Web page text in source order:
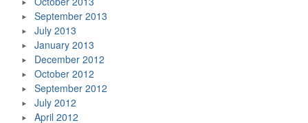
September 2013
July 2013
January 2013
December 2012
October 2012
September 2012
July 2012
April 2012